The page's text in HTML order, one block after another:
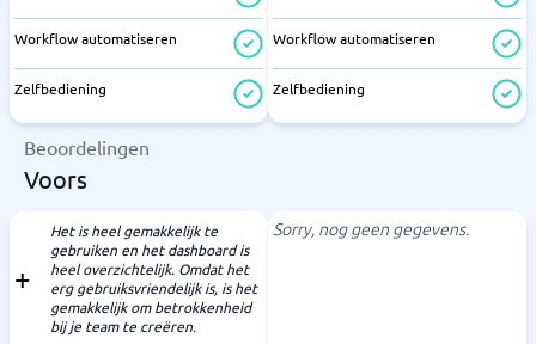
Workflow automatiseren
Zelfbediening
Workflow automatiseren
Zelfbediening
Beoordelingen
Voors
Het is heel gemakkelijk te
gebruiken en het dashboard is
heel overzichtelijk. Omdat het
erg gebruiksvriendelijk is, is het
gemakkelijk om betrokkenheid
bij je team te creëren.
Sorry, nog geen gegevens.